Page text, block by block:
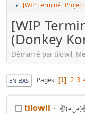
► [WIP Terminé]
[WIP
(Donkey
Démarré par tilowil,
EN BAS Pages 1 2 3
tilowil